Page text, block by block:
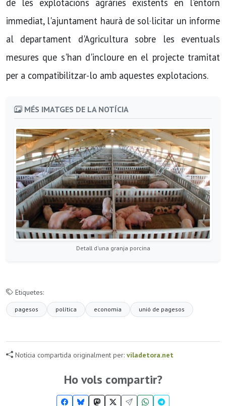
de les explotacions agràries existents en l'entorn
immediat, l'ajuntament haurà de sol·licitar un informe
al departament d'Agricultura sobre les eventuals
mesures que s'han d'incloure en el projecte tramitat
per a compatibilitzar-lo amb aquestes explotacions.
MÉS IMATGES DE LA NOTÍCIA
Detall d'una granja porcina
Etiquetes:
pagesos polí­tica economia unió de pagesos
Notícia compartida originalment per: viladetora.net
Ho vols compartir?